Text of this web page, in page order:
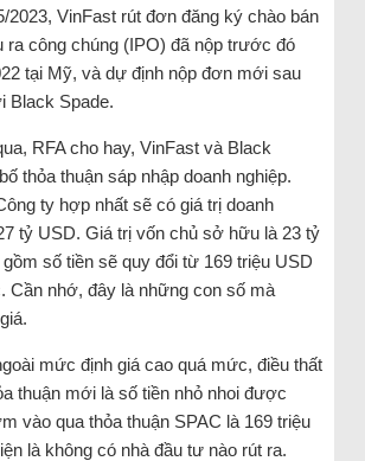
2023, VinFast rút đơn đăng ký chào bán
ra công chúng (IPO) đã nộp trước đó
tại Mỹ, và dự định nộp đơn mới sau
Black Spade.
RFA cho hay, VinFast và Black
thỏa thuận sáp nhập doanh nghiệp.
ty hợp nhất sẽ có giá trị doanh
tỷ USD. Giá trị vốn chủ sở hữu là 23 tỷ
số tiền sẽ quy đổi từ 169 triệu USD
Cần nhớ, đây là những con số mà
mức định giá cao quá mức, điều thất
thuận mới là số tiền nhỏ nhoi được
vào qua thỏa thuận SPAC là 169 triệu
là không có nhà đầu tư nào rút ra.